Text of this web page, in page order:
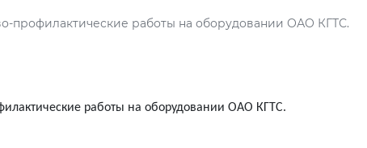
профилактические работы на оборудовании ОАО КГТС.
работы на оборудовании ОАО КГТС.